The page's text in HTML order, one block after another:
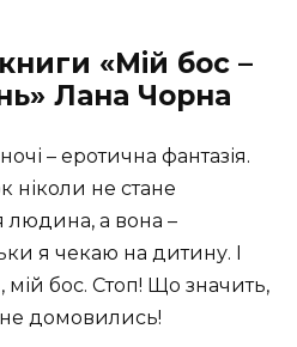
«Мій бос –
Лана Чорна
– еротична фантазія.
ніколи не стане
людина, а вона –
я чекаю на дитину. І
мій бос. Стоп! Що значить,
не домовились!